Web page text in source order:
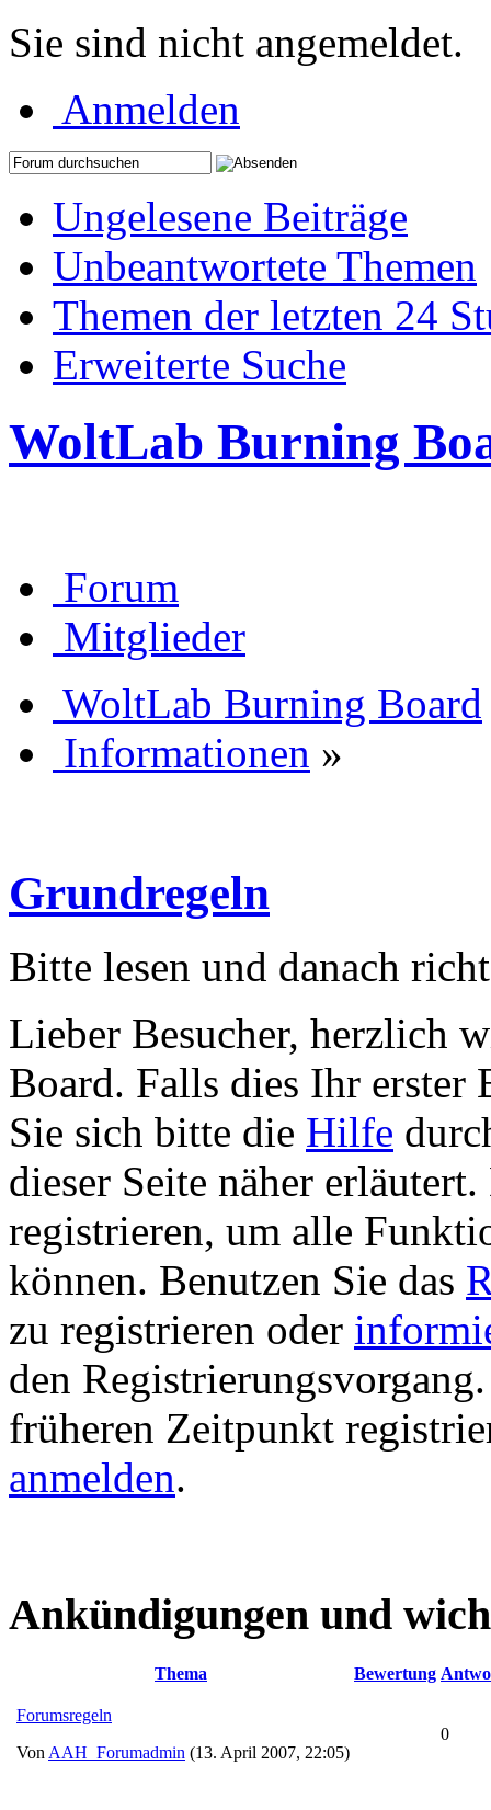
Sie sind nicht angemeldet.
Anmelden
Ungelesene Beiträge
Unbeantwortete Themen
Themen der letzten 24
Erweiterte Suche
WoltLab Burning
Forum
Mitglieder
WoltLab Burning Board
Informationen »
Grundregeln
Bitte lesen und danach
Lieber Besucher, herzlich
Board. Falls dies Ihr erster
Sie sich bitte die Hilfe
dieser Seite näher
registrieren, um alle
können. Benutzen Sie das
zu registrieren oder
den
früheren Zeitpunkt
anmelden.
Ankündigungen und
Thema Bewertung
Forumsregeln
Von AAH_Forumadmin (13. April 2007, 22:05)
0